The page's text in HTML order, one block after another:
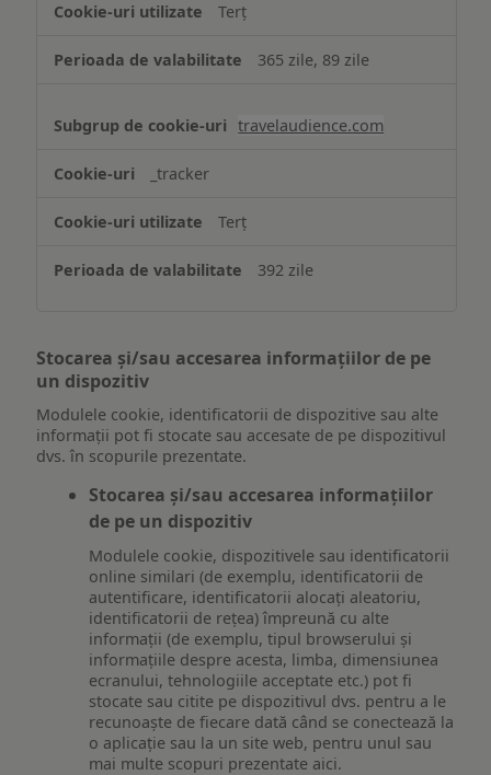
Terț
365 zile, 89 zile
travelaudience.com
_tracker
Terț
392 zile
Stocarea și/sau accesarea informațiilor de pe
un dispozitiv
Modulele cookie, identificatorii de dispozitive sau alte
informații pot fi stocate sau accesate de pe dispozitivul
dvs. în scopurile prezentate.
Stocarea și/sau accesarea informațiilor
de pe un dispozitiv
Modulele cookie, dispozitivele sau identificatorii
online similari (de exemplu, identificatorii de
autentificare, identificatorii alocați aleatoriu,
identificatorii de rețea) împreună cu alte
informații (de exemplu, tipul browserului și
informațiile despre acesta, limba, dimensiunea
ecranului, tehnologiile acceptate etc.) pot fi
stocate sau citite pe dispozitivul dvs. pentru a le
recunoaște de fiecare dată când se conectează la
o aplicație sau la un site web, pentru unul sau
mai multe scopuri prezentate aici.